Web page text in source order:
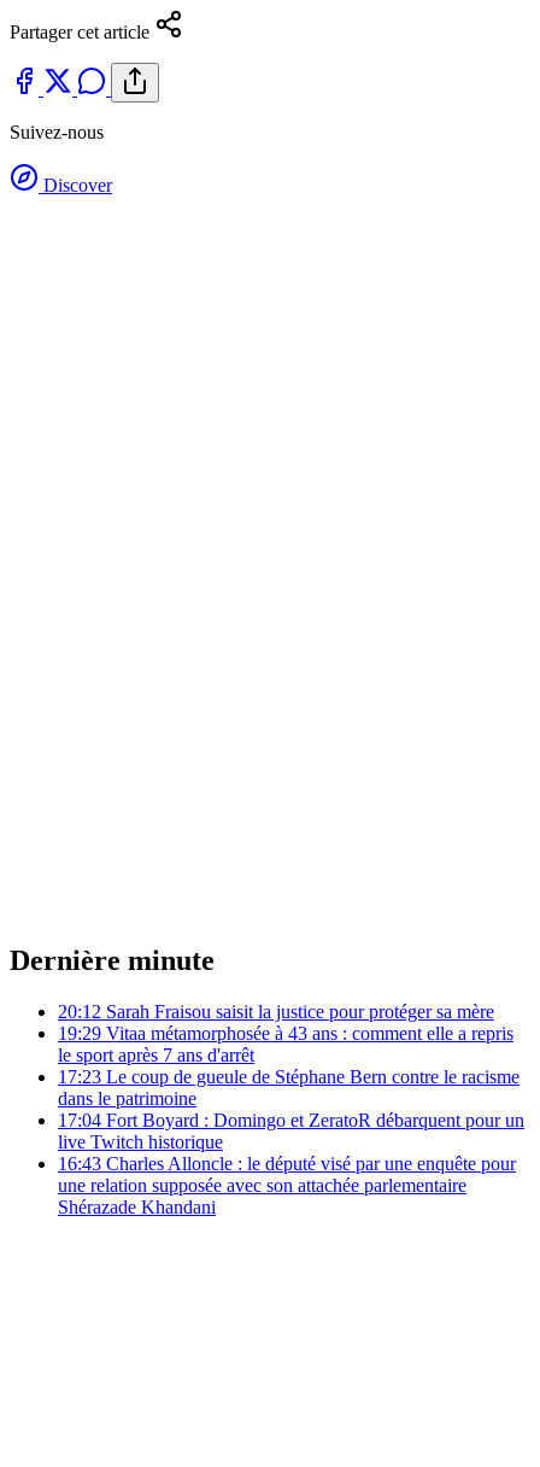
Partager cet article
Suivez-nous
Discover
Dernière minute
20:12 Sarah Fraisou saisit la justice pour protéger sa mère
19:29 Vitaa métamorphosée à 43 ans : comment elle a repris
le sport après 7 ans d'arrêt
17:23 Le coup de gueule de Stéphane Bern contre le racisme
dans le patrimoine
17:04 Fort Boyard : Domingo et ZeratoR débarquent pour un
live Twitch historique
16:43 Charles Alloncle : le député visé par une enquête pour
une relation supposée avec son attachée parlementaire
Shérazade Khandani